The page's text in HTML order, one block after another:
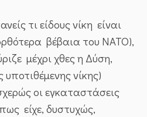
τι είδους νίκη είναι
βέβαια του ΝΑΤΟ),
μέχρι χθες η Δύση,
νίκης)
οι εγκαταστάσεις
είχε, δυστυχώς,